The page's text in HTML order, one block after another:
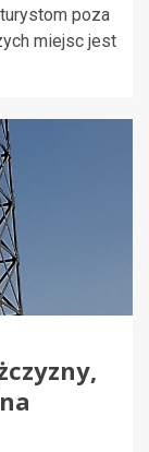
poza
miejsc jest